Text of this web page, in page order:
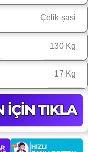
Çelik şasi
130 Kg
17 Kg